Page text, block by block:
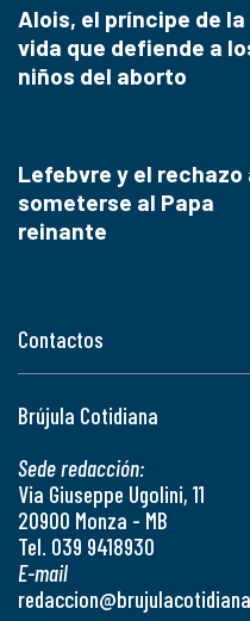
Contactos
Brújula Cotidiana
Sede redacción:
Via Giuseppe Ugolini, 11
20900 Monza - MB
Tel. 039 9418930
E-mail
Alois, el príncipe de la
vida que defiende a
niños del aborto
Lefebvre y el rechazo
someterse al Papa
reinante